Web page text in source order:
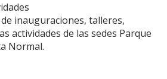
inauguraciones, talleres,
actividades de las sedes Parque
Normal.